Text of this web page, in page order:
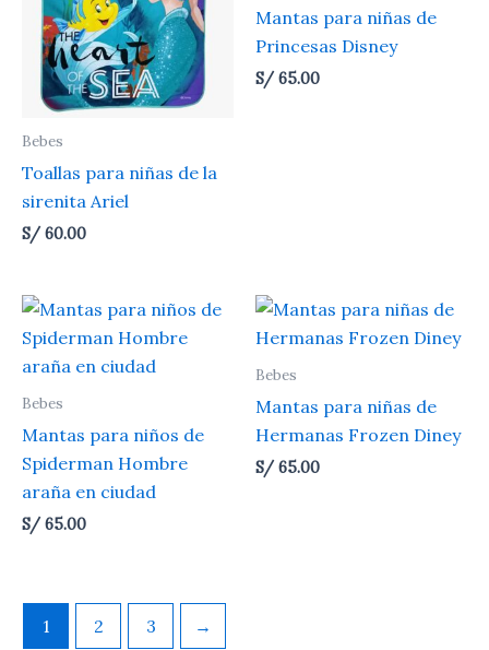
Bebes
Toallas para niñas de la
sirenita Ariel
S/60.00
Mantas para niñas de
Princesas Disney
S/65.00
Bebes
Mantas para niños de
Spiderman Hombre
araña en ciudad
S/65.00
Bebes
Mantas para niñas de
Hermanas Frozen Diney
S/65.00
1 2 3 →